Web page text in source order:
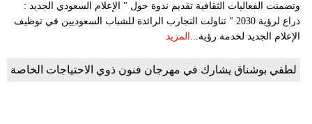
وتضمنت الفعاليات الثقافية تقديم ندوة حول " الإعلام السعودي الجديد :
ذراع لرؤية 2030 " تناولت التجارب الرائدة للشباب السعوديين في توظيف
الإعلام الجديد لخدمة رؤية... المزيد
لطفي بوشناق يشارك في مهرجان فنون ذوي الاحتياجات الخاصة